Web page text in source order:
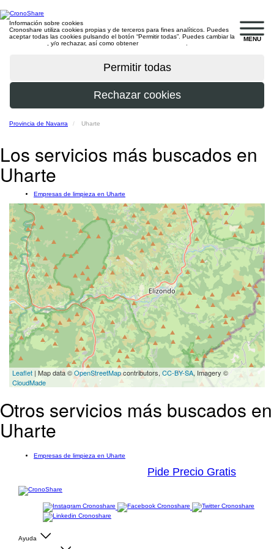
MENU
Información sobre cookies
Cronoshare utiliza cookies propias y de terceros para fines analíticos. Puedes
aceptar todas las cookies pulsando el botón “Permitir todas”. Puedes cambiar la
, y/o rechazar, así como obtener
Provincia de Navarra Uharte
Los servicios más buscados en
Uharte
Empresas de limpieza en Uharte
Leaflet | Map data ©OpenStreetMapcontributors, CC-BY-SA, Imagery ©
CloudMade
Otros servicios más buscados en
Uharte
Empresas de limpieza en Uharte
Pide Precio Gratis
Ayuda